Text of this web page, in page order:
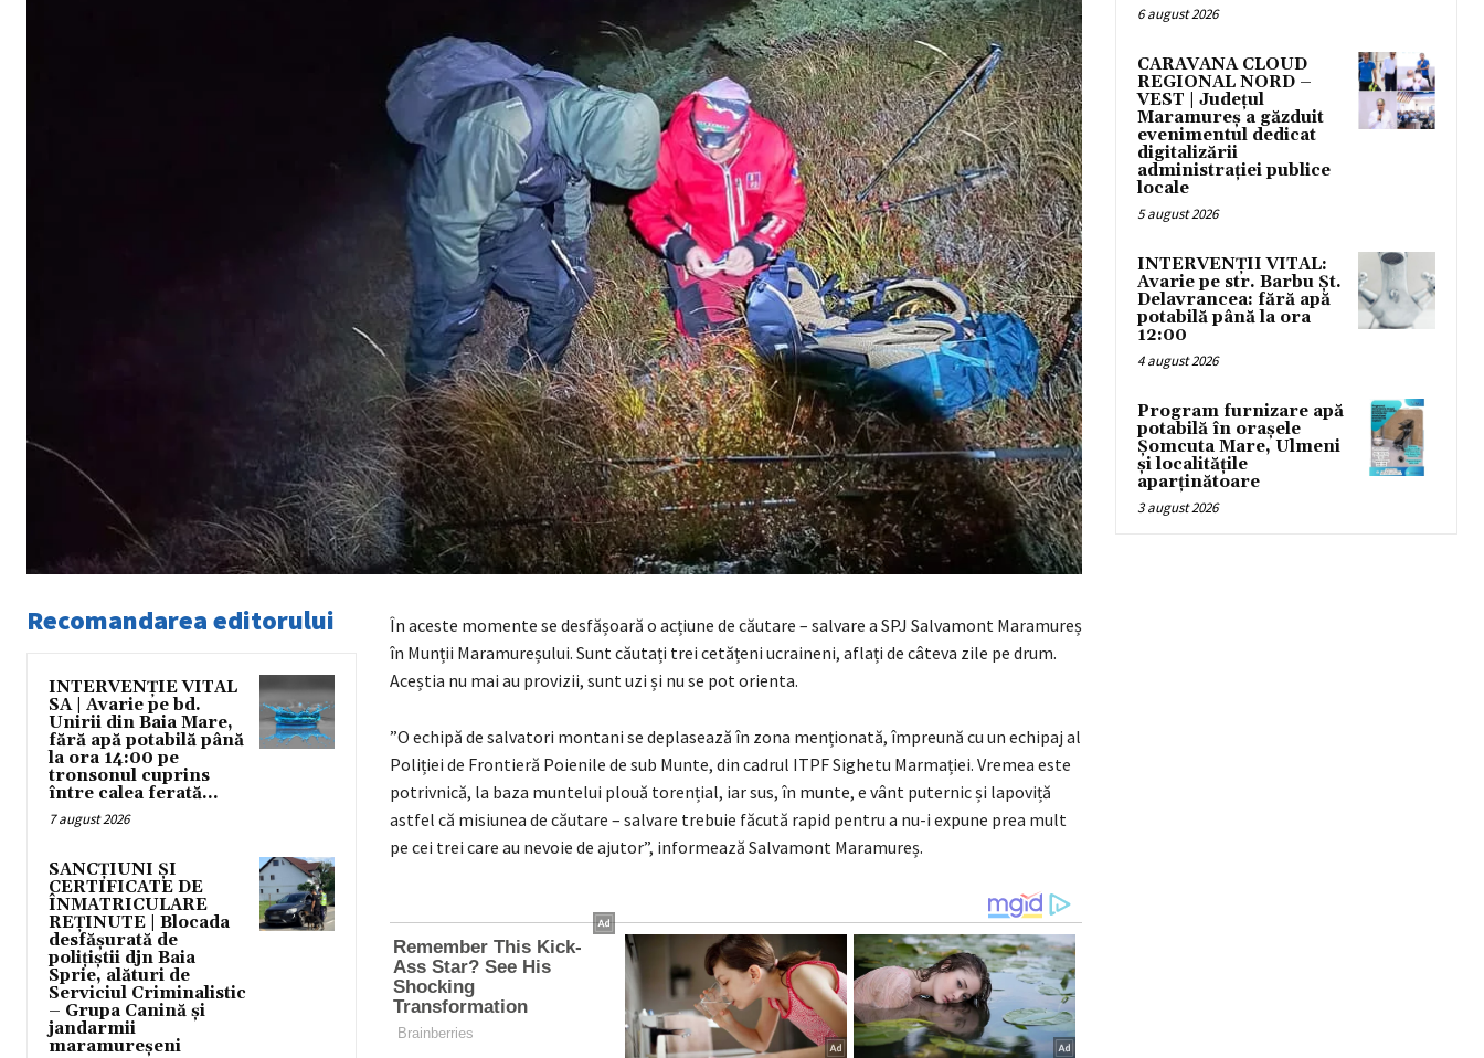
Recomandarea editorului
INTERVENȚIE VITAL
SA | Avarie pe bd.
Unirii din Baia Mare,
fără apă potabilă până
la ora 14:00 pe
tronsonul cuprins
între calea ferată...
7 august 2026
SANCȚIUNI ȘI
CERTIFICATE DE
ÎNMATRICULARE
REȚINUTE | Blocada
desfășurată de
polițiștii djn Baia
Sprie, alături de
Serviciul Criminalistic
– Grupa Canină și
jandarmii
maramureșeni
În aceste momente se desfășoară o acțiune de căutare – salvare a SPJ Salvamont Maramureș
în Munții Maramureșului. Sunt căutați trei cetățeni ucraineni, aflați de câteva zile pe drum.
Aceștia nu mai au provizii, sunt uzi și nu se pot orienta.
”O echipă de salvatori montani se deplasează în zona menționată, împreună cu un echipaj al
Poliției de Frontieră Poienile de sub Munte, din cadrul ITPF Sighetu Marmației. Vremea este
potrivnică, la baza muntelui plouă torențial, iar sus, în munte, e vânt puternic și lapoviță
astfel că misiunea de căutare – salvare trebuie făcută rapid pentru a nu-i expune prea mult
pe cei trei care au nevoie de ajutor”, informează Salvamont Maramureș.
6 august 2026
CARAVANA CLOUD
REGIONAL NORD –
VEST | Județul
Maramureș a găzduit
evenimentul dedicat
digitalizării
administrației publice
locale
5 august 2026
INTERVENȚII VITAL:
Avarie pe str. Barbu Șt.
Delavrancea: fără apă
potabilă până la ora
12:00
4 august 2026
Program furnizare apă
potabilă în orașele
Șomcuta Mare, Ulmeni
și localitățile
aparținătoare
3 august 2026